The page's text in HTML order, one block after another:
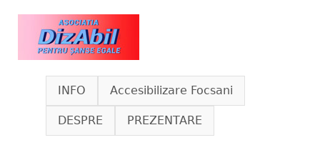
Skip to main content
www.dizabil.eu
INFO Accesibilizare Focsani
DESPRE PREZENTARE